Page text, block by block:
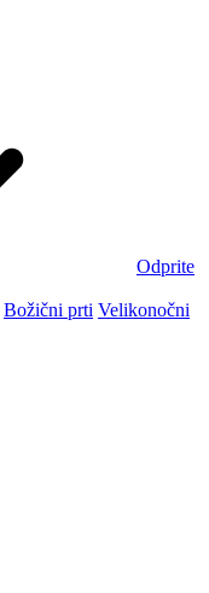
Odprite
Božični prti Velikonočni